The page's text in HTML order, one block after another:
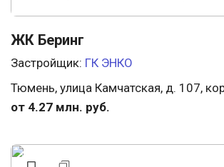
ЖК Беринг
Застройщик: ГК ЭНКО
Тюмень, улица Камчатская, д. 107,
от 4.27 млн. руб.